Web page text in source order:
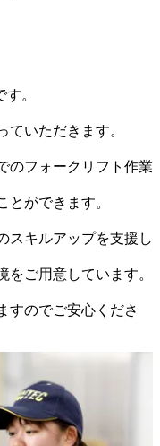
。
ていただきます。
のフォークリフト作業
とができます。
スキルアップを支援し
ご用意しています。
すのでご安心くださ